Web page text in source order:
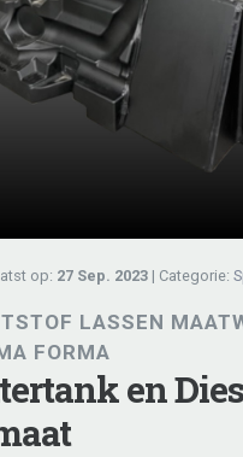
op: 27 Sep. 2023 | Categorie:
LASSEN
FORMA
en